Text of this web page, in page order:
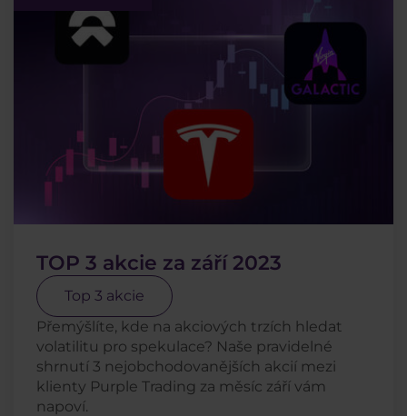
TOP 3 akcie za září 2023
Top 3 akcie
Přemýšlíte, kde na akciových trzích hledat
volatilitu pro spekulace? Naše pravidelné
shrnutí 3 nejobchodovanějších akcií mezi
klienty Purple Trading za měsíc září vám
napoví.